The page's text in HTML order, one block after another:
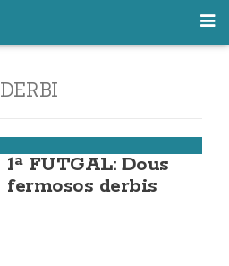
DERBI
1ª FUTGAL: Dous
fermosos derbis